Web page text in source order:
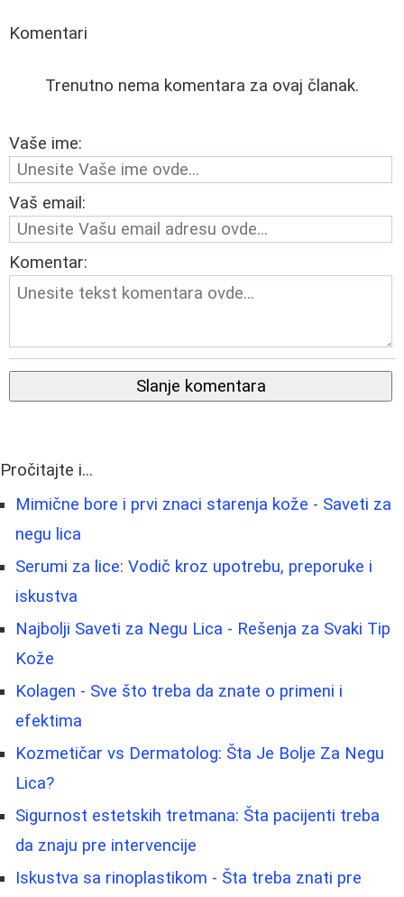
Komentari
Trenutno nema komentara za ovaj članak.
Vaše ime:
Vaš email:
Komentar:
Slanje komentara
Pročitajte i...
Mimične bore i prvi znaci starenja kože - Saveti za
negu lica
Serumi za lice: Vodič kroz upotrebu, preporuke i
iskustva
Najbolji Saveti za Negu Lica - Rešenja za Svaki Tip
Kože
Kolagen - Sve što treba da znate o primeni i
efektima
Kozmetičar vs Dermatolog: Šta Je Bolje Za Negu
Lica?
Sigurnost estetskih tretmana: Šta pacijenti treba
da znaju pre intervencije
Iskustva sa rinoplastikom - Šta treba znati pre